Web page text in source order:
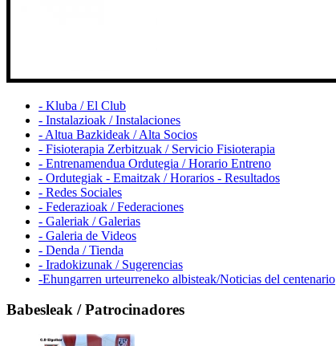
- Kluba / El Club
- Instalazioak / Instalaciones
- Altua Bazkideak / Alta Socios
- Fisioterapia Zerbitzuak / Servicio Fisioterapia
- Entrenamendua Ordutegia / Horario Entreno
- Ordutegiak - Emaitzak / Horarios - Resultados
- Redes Sociales
- Federazioak / Federaciones
- Galeriak / Galerias
- Galeria de Videos
- Denda / Tienda
- Iradokizunak / Sugerencias
-Ehungarren urteurreneko albisteak/Noticias del centenario
Babesleak / Patrocinadores